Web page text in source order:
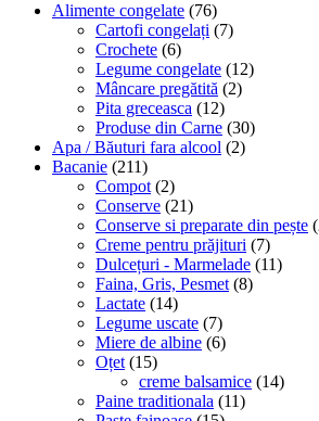
Alimente congelate (76)
Cartofi congelați (7)
Crochete (6)
Legume congelate (12)
Mâncare pregătită (2)
Pita greceasca (12)
Produse din Carne (30)
Apa / Băuturi fara alcool (2)
Bacanie (211)
Compot (2)
Conserve (21)
Conserve si preparate din pește
Creme pentru prăjituri (7)
Dulcețuri - Marmelade (11)
Faina, Gris, Pesmet (8)
Lactate (14)
Legume uscate (7)
Miere de albine (6)
Oțet (15)
creme balsamice (14)
Paine traditionala (11)